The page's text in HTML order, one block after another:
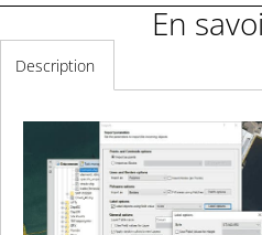
En
Description